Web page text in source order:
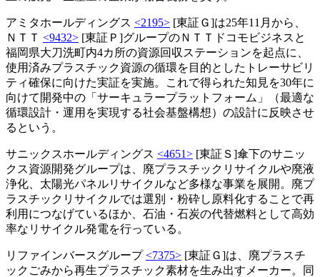
アミタホールディングス <2195> [東証Ｇ]は25年11月から、
ＮＴＴ <9432> [東証Ｐ]グループのＮＴＴドコモビジネスと
福岡県大刀洗町内4カ所の資源回収ステーションを起点に、
使用済みプラスチック資源の循環を目的としたトレーサビリ
ティ確保に向けた実証を実施。これで得られた知見を30年に
向けて開発中の「サーキュラープラットフォーム」（最適な
循環設計・運用を実現する社会基盤構想）の設計に反映させ
るという。
サニックスホールディングス <4651> [東証Ｓ]傘下のサニッ
クス資源開発グループは、廃プラスチックリサイクルや廃液
浄化、太陽光パネルリサイクルなど多様な事業を展開。廃プ
ラスチックリサイクルでは選別・粉砕し原料化することで再
利用につなげているほか、石油・石炭の代替燃料として高効
率なリサイクル発電を行っている。
リファインバースグループ<7375> [東証Ｇ]は、廃プラスチ
ックごみから再生プラスチック素材を生み出すメーカー。同